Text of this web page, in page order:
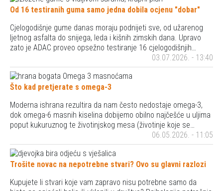
Od 16 testiranih guma samo jedna dobila ocjenu "dobar"
Cjelogodišnje gume danas moraju podnijeti sve, od užarenog
ljetnog asfalta do snijega, leda i kišnih zimskih dana. Upravo
zato je ADAC proveo opsežno testiranje 16 cjelogodišnjih…
03.07.2026. - 13:40
Što kad pretjerate s omega-3
Moderna ishrana rezultira da nam često nedostaje omega-3,
dok omega-6 masnih kiselina dobijemo obilno najčešće u uljima
poput kukuruznog te životinjskog mesa (životinje koje se…
06.05.2026. - 11:05
Trošite novac na nepotrebne stvari? Ovo su glavni razlozi
Kupujete li stvari koje vam zapravo nisu potrebne samo da